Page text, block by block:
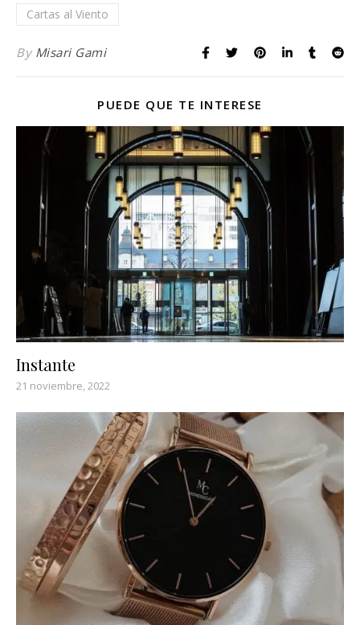
Cartas al Viento
By Misari Gami
PUEDE QUE TE INTERESE
Instante
21 noviembre, 2022